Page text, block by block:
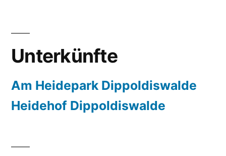
Unterkünfte
Am Heidepark Dippoldiswalde
Heidehof Dippoldiswalde